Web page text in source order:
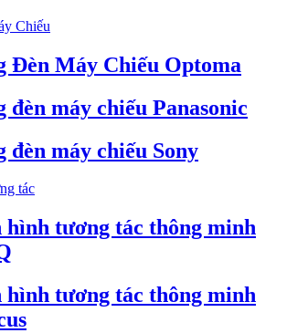
Chiếu
Đèn Máy Chiếu Optoma
đèn máy chiếu Panasonic
đèn máy chiếu Sony
tác
hình tương tác thông minh
hình tương tác thông minh